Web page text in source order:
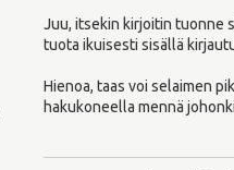
Juu, itsekin kirjoitin tuonne
tuota ikuisesti sisällä
Hienoa, taas voi selaimen
hakukoneella mennä